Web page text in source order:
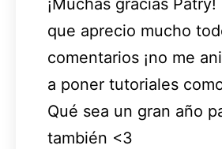
¡Muchas gracias
que aprecio mucho
comentarios ¡no me
a poner tutoriales
Qué sea un gran año
también <3